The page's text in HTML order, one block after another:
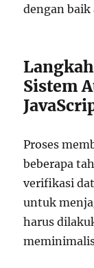
dengan
Sistem
Proses
beberapa
verifikasi
untuk
harus